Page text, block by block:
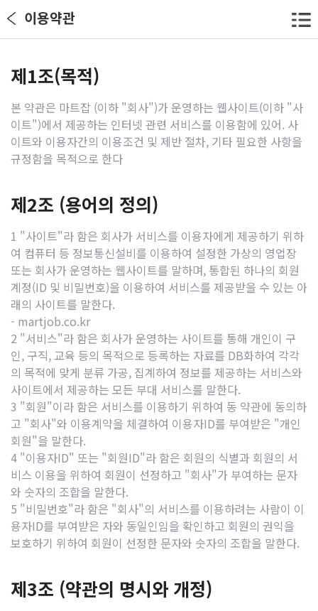
이용약관
제1조(목적)
본 약관은 마트잡 (이하 "회사")가 운영하는 웹사이트(이하 "사
이트")에서 제공하는 인터넷 관련 서비스를 이용함에 있어. 사
이트와 이용자간의 이용조건 및 제반 절차, 기타 필요한 사항을
규정함을 목적으로 한다
제2조 (용어의 정의)
1 "사이트"라 함은 회사가 서비스를 이용자에게 제공하기 위하
여 컴퓨터 등 정보통신설비를 이용하여 설정한 가상의 영업장
또는 회사가 운영하는 웹사이트를 말하며, 통합된 하나의 회원
계정(ID 및 비밀번호)을 이용하여 서비스를 제공받을 수 있는 아
래의 사이트를 말한다.
- martjob.co.kr
2 "서비스"라 함은 회사가 운영하는 사이트를 통해 개인이 구
인, 구직, 교육 등의 목적으로 등록하는 자료를 DB화하여 각각
의 목적에 맞게 분류 가공, 집계하여 정보를 제공하는 서비스와
사이트에서 제공하는 모든 부대 서비스를 말한다.
3 "회원"이라 함은 서비스를 이용하기 위하여 동 약관에 동의하
고 "회사"와 이용계약을 체결하여 이용자ID를 부여받은 "개인
회원"을 말한다.
4 "이용자ID" 또는 "회원ID"라 함은 회원의 식별과 회원의 서
비스 이용을 위하여 회원이 선정하고 "회사"가 부여하는 문자
와 숫자의 조합을 말한다.
5 "비밀번호"라 함은 "회사"의 서비스를 이용하려는 사람이 이
용자ID를 부여받은 자와 동일인임을 확인하고 회원의 권익을
보호하기 위하여 회원이 선정한 문자와 숫자의 조합을 말한다.
제3조 (약관의 명시와 개정)